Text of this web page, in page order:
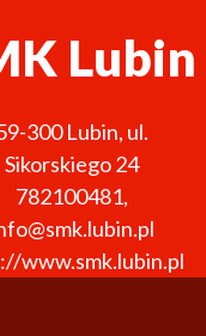
Lubin
300 Lubin, ul.
Sikorskiego 24
782100481,
www.smk.lubin.pl